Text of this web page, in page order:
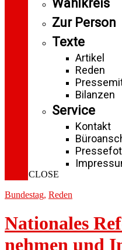
Wahlkreis
Zur Person
Texte
Artikel
Reden
Bilanzen
Service
Kontakt
CLOSE
Bundestag, Reden
Nationales
nehmen und